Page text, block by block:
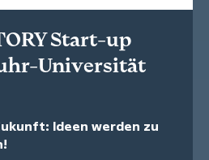
Start-up
Universität
Ideen werden zu